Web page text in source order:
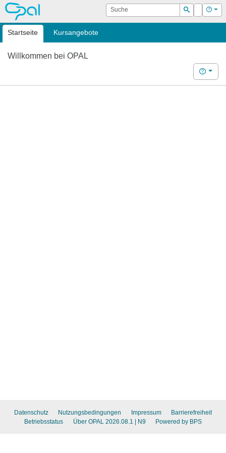
OPAL Suche
Suchen
Login Hilfe
Startseite Kursangebote
Willkommen bei OPAL
Hilfe
Datenschutz Nutzungsbedingungen Impressum
Barrierefreiheit
Betriebsstatus
Über OPAL 2026.08.1 | N9 Powered by BPS